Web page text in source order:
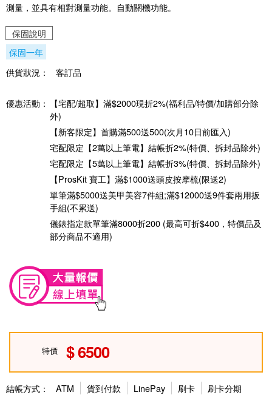
測量，並具有相對測量功能。自動關機功能。
保固說明
保固一年
供貨狀況：
客訂品
優惠活動：
【宅配/超取】滿$2000現折2%(福利品/特價/加購部分除
外)
【新客限定】首購滿500送500(次月10日前匯入)
宅配限定【2萬以上筆電】結帳折2%(特價、拆封品除外)
宅配限定【5萬以上筆電】結帳折3%(特價、拆封品除外)
【ProsKit 寶工】滿$1000送頭皮按摩梳(限送2)
單筆滿$5000送美甲美容7件組;滿$12000送9件套兩用扳
手組(不累送)
儀錶指定款單筆滿8000折200 (最高可折$400，特價品及
部分商品不適用)
特價 6500
結帳方式： ATM 貨到付款 LinePay 刷卡 刷卡分期